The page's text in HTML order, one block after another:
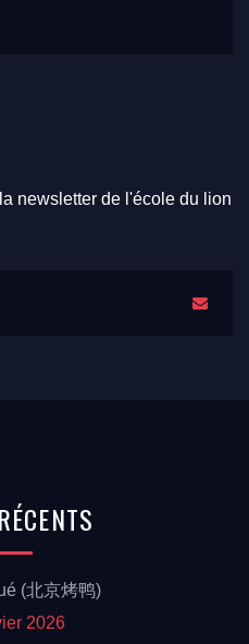
newsletter de l'école du lion
RÉCENTS
(北京烤鸭)
2026